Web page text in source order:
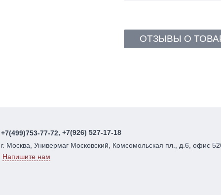
ОТЗЫВЫ О
+7(499)753-77-72, +7(926) 527-17-18
г. Москва, Универмаг Московский, Комсомольская пл., д.6, офис
Напишите нам